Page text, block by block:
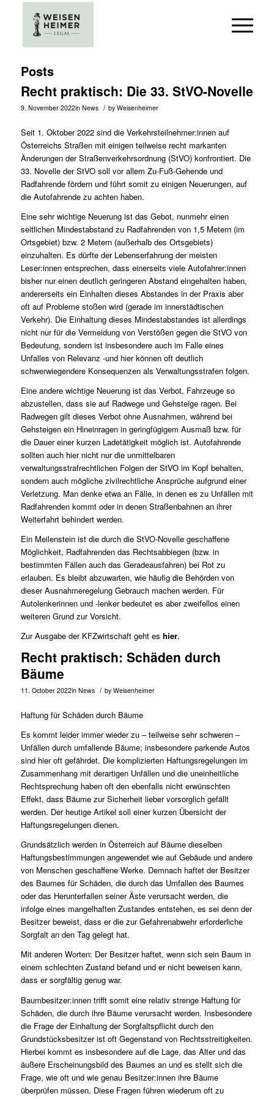
Posts
Recht praktisch: Die 33. StVO-Novelle
9. November 2022in News / by Weisenheimer
Seit 1. Oktober 2022 sind die Verkehrsteilnehmer:innen auf
Österreichs Straßen mit einigen teilweise recht markanten
Änderungen der Straßenverkehrsordnung (StVO) konfrontiert. Die
33. Novelle der StVO soll vor allem Zu-Fuß-Gehende und
Radfahrende fördern und führt somit zu einigen Neuerungen, auf
die Autofahrende zu achten haben.
Eine sehr wichtige Neuerung ist das Gebot, nunmehr einen
seitlichen Mindestabstand zu Radfahrenden von 1,5 Metern (im
Ortsgebiet) bzw. 2 Metern (außerhalb des Ortsgebiets)
einzuhalten. Es dürfte der Lebenserfahrung der meisten
Leser:innen entsprechen, dass einerseits viele Autofahrer:innen
bisher nur einen deutlich geringeren Abstand eingehalten haben,
andererseits ein Einhalten dieses Abstandes in der Praxis aber
oft auf Probleme stoßen wird (gerade im innerstädtischen
Verkehr). Die Einhaltung dieses Mindestabstandes ist allerdings
nicht nur für die Vermeidung von Verstößen gegen die StVO von
Bedeutung, sondern ist insbesondere auch im Falle eines
Unfalles von Relevanz -und hier können oft deutlich
schwerwiegendere Konsequenzen als Verwaltungsstrafen folgen.
Eine andere wichtige Neuerung ist das Verbot, Fahrzeuge so
abzustellen, dass sie auf Radwege und Gehsteige ragen. Bei
Radwegen gilt dieses Verbot ohne Ausnahmen, während bei
Gehsteigen ein Hineinragen in geringfügigem Ausmaß bzw. für
die Dauer einer kurzen Ladetätigkeit möglich ist. Autofahrende
sollten auch hier nicht nur die unmittelbaren
verwaltungsstrafrechtlichen Folgen der StVO im Kopf behalten,
sondern auch mögliche zivilrechtliche Ansprüche aufgrund einer
Verletzung. Man denke etwa an Fälle, in denen es zu Unfällen mit
Radfahrenden kommt oder in denen Straßenbahnen an ihrer
Weiterfahrt behindert werden.
Ein Meilenstein ist die durch die StVO-Novelle geschaffene
Möglichkeit, Radfahrenden das Rechtsabbiegen (bzw. in
bestimmten Fällen auch das Geradeausfahren) bei Rot zu
erlauben. Es bleibt abzuwarten, wie häufig die Behörden von
dieser Ausnahmeregelung Gebrauch machen werden. Für
Autolenkerinnen und -lenker bedeutet es aber zweifellos einen
weiteren Grund zur Vorsicht.
Zur Ausgabe der KFZwirtschaft geht es hier.
Recht praktisch: Schäden durch
Bäume
11. October 2022in News / by Weisenheimer
Haftung für Schäden durch Bäume
Es kommt leider immer wieder zu – teilweise sehr schweren –
Unfällen durch umfallende Bäume; insbesondere parkende Autos
sind hier oft gefährdet. Die komplizierten Haftungsregelungen im
Zusammenhang mit derartigen Unfällen und die uneinheitliche
Rechtsprechung haben oft den ebenfalls nicht erwünschten
Effekt, dass Bäume zur Sicherheit lieber vorsorglich gefällt
werden. Der heutige Artikel soll einer kurzen Übersicht der
Haftungsregelungen dienen.
Grundsätzlich werden in Österreich auf Bäume dieselben
Haftungsbestimmungen angewendet wie auf Gebäude und andere
von Menschen geschaffene Werke. Demnach haftet der Besitzer
des Baumes für Schäden, die durch das Umfallen des Baumes
oder das Herunterfallen seiner Äste verursacht werden, die
infolge eines mangelhaften Zustandes entstehen, es sei denn der
Besitzer beweist, dass er die zur Gefahrenabwehr erforderliche
Sorgfalt an den Tag gelegt hat.
Mit anderen Worten: Der Besitzer haftet, wenn sich sein Baum in
einem schlechten Zustand befand und er nicht beweisen kann,
dass er sorgfältig genug war.
Baumbesitzer:innen trifft somit eine relativ strenge Haftung für
Schäden, die durch ihre Bäume verursacht werden. Insbesondere
die Frage der Einhaltung der Sorgfaltspflicht durch den
Grundstücksbesitzer ist oft Gegenstand von Rechtsstreitigkeiten.
Hierbei kommt es insbesondere auf die Lage, das Alter und das
äußere Erscheinungsbild des Baumes an und es stellt sich die
Frage, wie oft und wie genau Besitzer:innen ihre Bäume
überprüfen müssen. Diese Fragen führen wiederum oft zu